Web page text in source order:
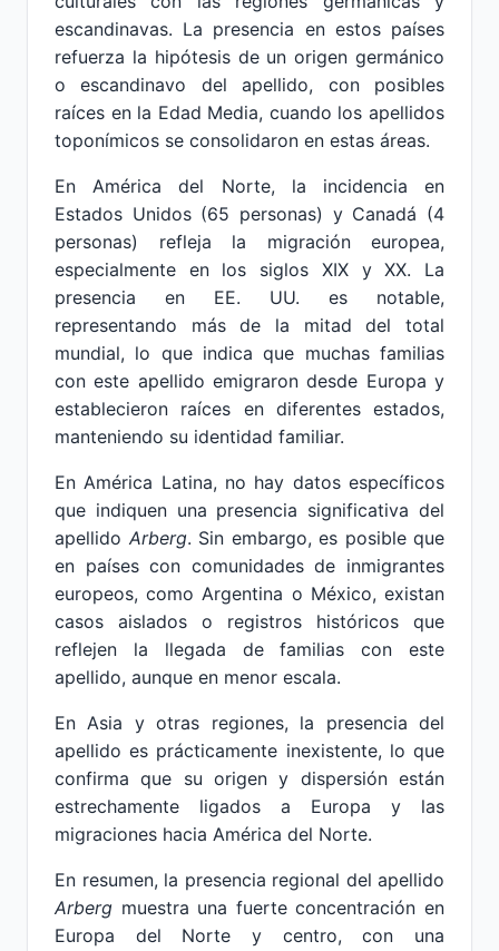
escandinavas. La presencia en estos países
refuerza la hipótesis de un origen germánico
o escandinavo del apellido, con posibles
raíces en la Edad Media, cuando los apellidos
toponímicos se consolidaron en estas áreas.
En América del Norte, la incidencia en
Estados Unidos (65 personas) y Canadá (4
personas) refleja la migración europea,
especialmente en los siglos XIX y XX. La
presencia en EE. UU. es notable,
representando más de la mitad del total
mundial, lo que indica que muchas familias
con este apellido emigraron desde Europa y
establecieron raíces en diferentes estados,
manteniendo su identidad familiar.
En América Latina, no hay datos específicos
que indiquen una presencia significativa del
apellido Arberg. Sin embargo, es posible que
en países con comunidades de inmigrantes
europeos, como Argentina o México, existan
casos aislados o registros históricos que
reflejen la llegada de familias con este
apellido, aunque en menor escala.
En Asia y otras regiones, la presencia del
apellido es prácticamente inexistente, lo que
confirma que su origen y dispersión están
estrechamente ligados a Europa y las
migraciones hacia América del Norte.
En resumen, la presencia regional del apellido
Arberg muestra una fuerte concentración en
Europa del Norte y centro, con una